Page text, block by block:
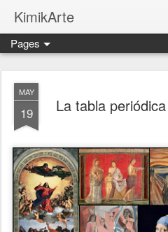
KimikArte
Pages
MAY
19 La tabla